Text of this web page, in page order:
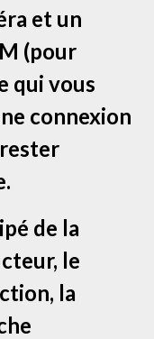
et un
(pour
qui vous
connexion
de la
le
la